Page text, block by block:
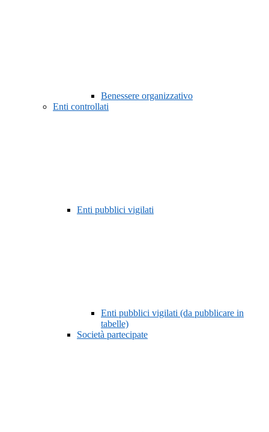
Benessere organizzativo
Enti controllati
Enti pubblici vigilati
Enti pubblici vigilati (da pubblicare in
tabelle)
Società partecipate